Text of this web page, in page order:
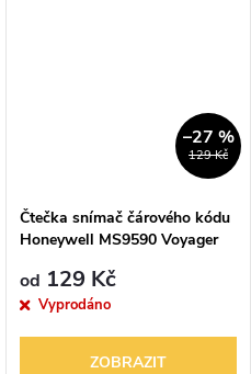
129 Kč
–27 %
Čtečka snímač čárového kódu
Honeywell MS9590 Voyager
od 129 Kč
Vyprodáno
ZOBRAZIT